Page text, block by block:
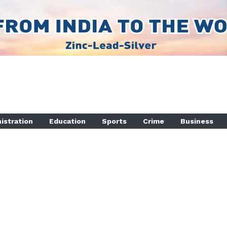
Education Sports Crime Business